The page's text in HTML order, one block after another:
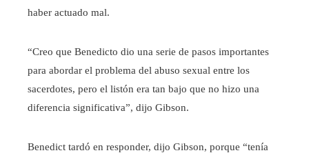
haber actuado mal.
“Creo que Benedicto dio una serie de pasos importantes
para abordar el problema del abuso sexual entre los
sacerdotes, pero el listón era tan bajo que no hizo una
diferencia significativa”, dijo Gibson.
Benedict tardó en responder, dijo Gibson, porque “tenía